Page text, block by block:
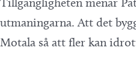
utmaningarna. Att det
Motala så att fler kan